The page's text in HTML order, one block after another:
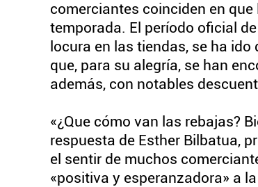
comerciantes coinciden en
temporada. El período oficial
locura en las tiendas, se ha
que, para su alegría, se han
además, con notables
«¿Que cómo van las rebajas?
respuesta de Esther Bilbatua,
el sentir de muchos
«positiva y esperanzadora» a